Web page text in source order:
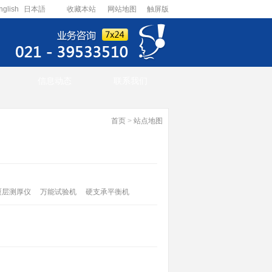
日本語 收藏本站 网站地图 触屏版
首页> 站点地图
测厚仪 万能试验机 硬支承平衡机